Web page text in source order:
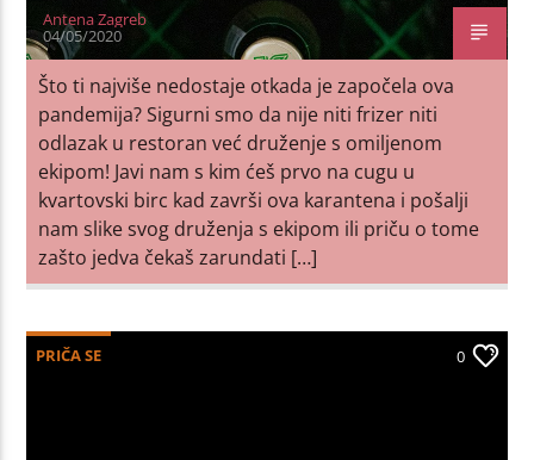
Antena Zagreb
04/05/2020
Što ti najviše nedostaje otkada je započela ova
pandemija? Sigurni smo da nije niti frizer niti
odlazak u restoran već druženje s omiljenom
ekipom! Javi nam s kim ćeš prvo na cugu u
kvartovski birc kad završi ova karantena i pošalji
nam slike svog druženja s ekipom ili priču o tome
zašto jedva čekaš zarundati […]
PRIČA SE 0